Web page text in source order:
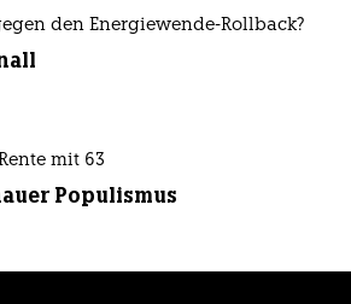
den Energiewende-Rollback?
mit 63
Populismus